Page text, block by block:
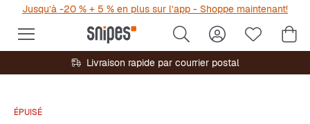
Jusqu’à -20 % + 5 % en plus sur l’app - Shoppe maintenant!
Livraison rapide par courrier postal
ÉPUISÉ